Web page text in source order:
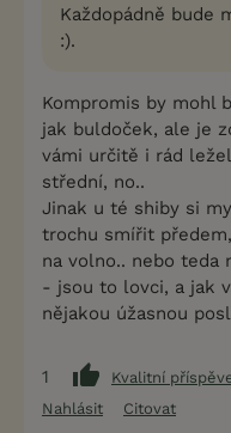
Každopádně bude
:).
Kompromis by mohl
jak buldoček, ale je
vámi určitě i rád
střední, no..
Jinak u té shiby si
trochu smířit
na volno.. nebo teda
- jsou to lovci, a jak
nějakou úžasnou
1
Kvalitní
Nahlásit
Citovat